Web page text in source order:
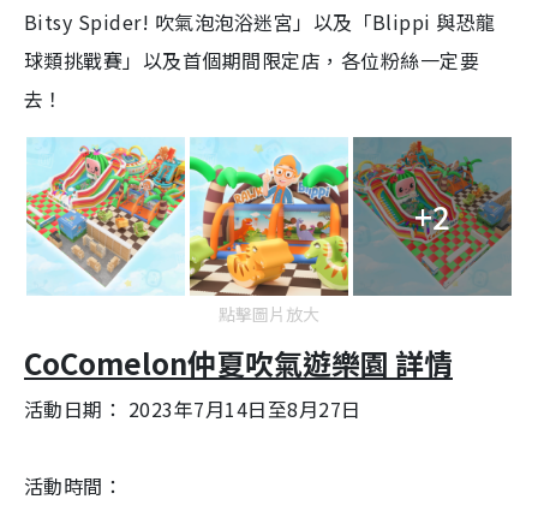
Bitsy Spider! 吹氣泡泡浴迷宮」以及「Blippi 與恐龍
球類挑戰賽」以及首個期間限定店，各位粉絲一定要
去！
+2
點擊圖片放大
CoComelon仲夏吹氣遊樂園 詳情
活動日期： 2023年7月14日至8月27日
活動時間：